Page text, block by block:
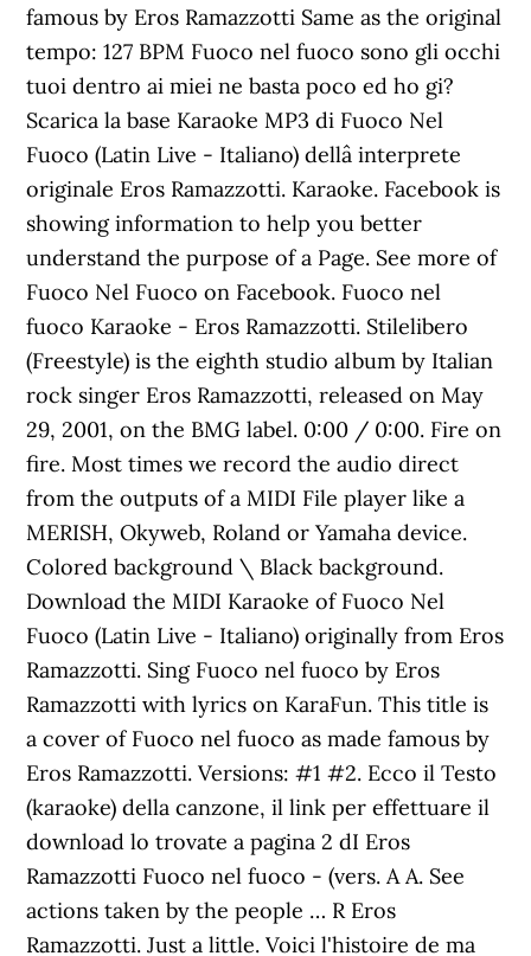
famous by Eros Ramazzotti Same as the original
tempo: 127 BPM Fuoco nel fuoco sono gli occhi
tuoi dentro ai miei ne basta poco ed ho gi?
Scarica la base Karaoke MP3 di Fuoco Nel
Fuoco (Latin Live - Italiano) dellâ interprete
originale Eros Ramazzotti. Karaoke. Facebook is
showing information to help you better
understand the purpose of a Page. See more of
Fuoco Nel Fuoco on Facebook. Fuoco nel
fuoco Karaoke - Eros Ramazzotti. Stilelibero
(Freestyle) is the eighth studio album by Italian
rock singer Eros Ramazzotti, released on May
29, 2001, on the BMG label. 0:00 / 0:00. Fire on
fire. Most times we record the audio direct
from the outputs of a MIDI File player like a
MERISH, Okyweb, Roland or Yamaha device.
Colored background \ Black background.
Download the MIDI Karaoke of Fuoco Nel
Fuoco (Latin Live - Italiano) originally from Eros
Ramazzotti. Sing Fuoco nel fuoco by Eros
Ramazzotti with lyrics on KaraFun. This title is
a cover of Fuoco nel fuoco as made famous by
Eros Ramazzotti. Versions: #1 #2. Ecco il Testo
(karaoke) della canzone, il link per effettuare il
download lo trovate a pagina 2 dI Eros
Ramazzotti Fuoco nel fuoco - (vers. A A. See
actions taken by the people … R Eros
Ramazzotti. Just a little. Voici l'histoire de ma